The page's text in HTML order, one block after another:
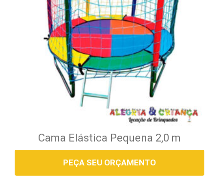
Cama Elástica Pequena 2,0 m
PEÇA SEU ORÇAMENTO